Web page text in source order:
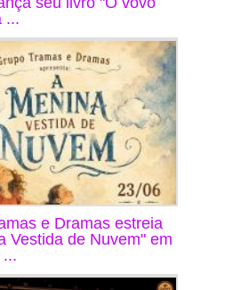
...
e Dramas estreia
Vestida de Nuvem" em